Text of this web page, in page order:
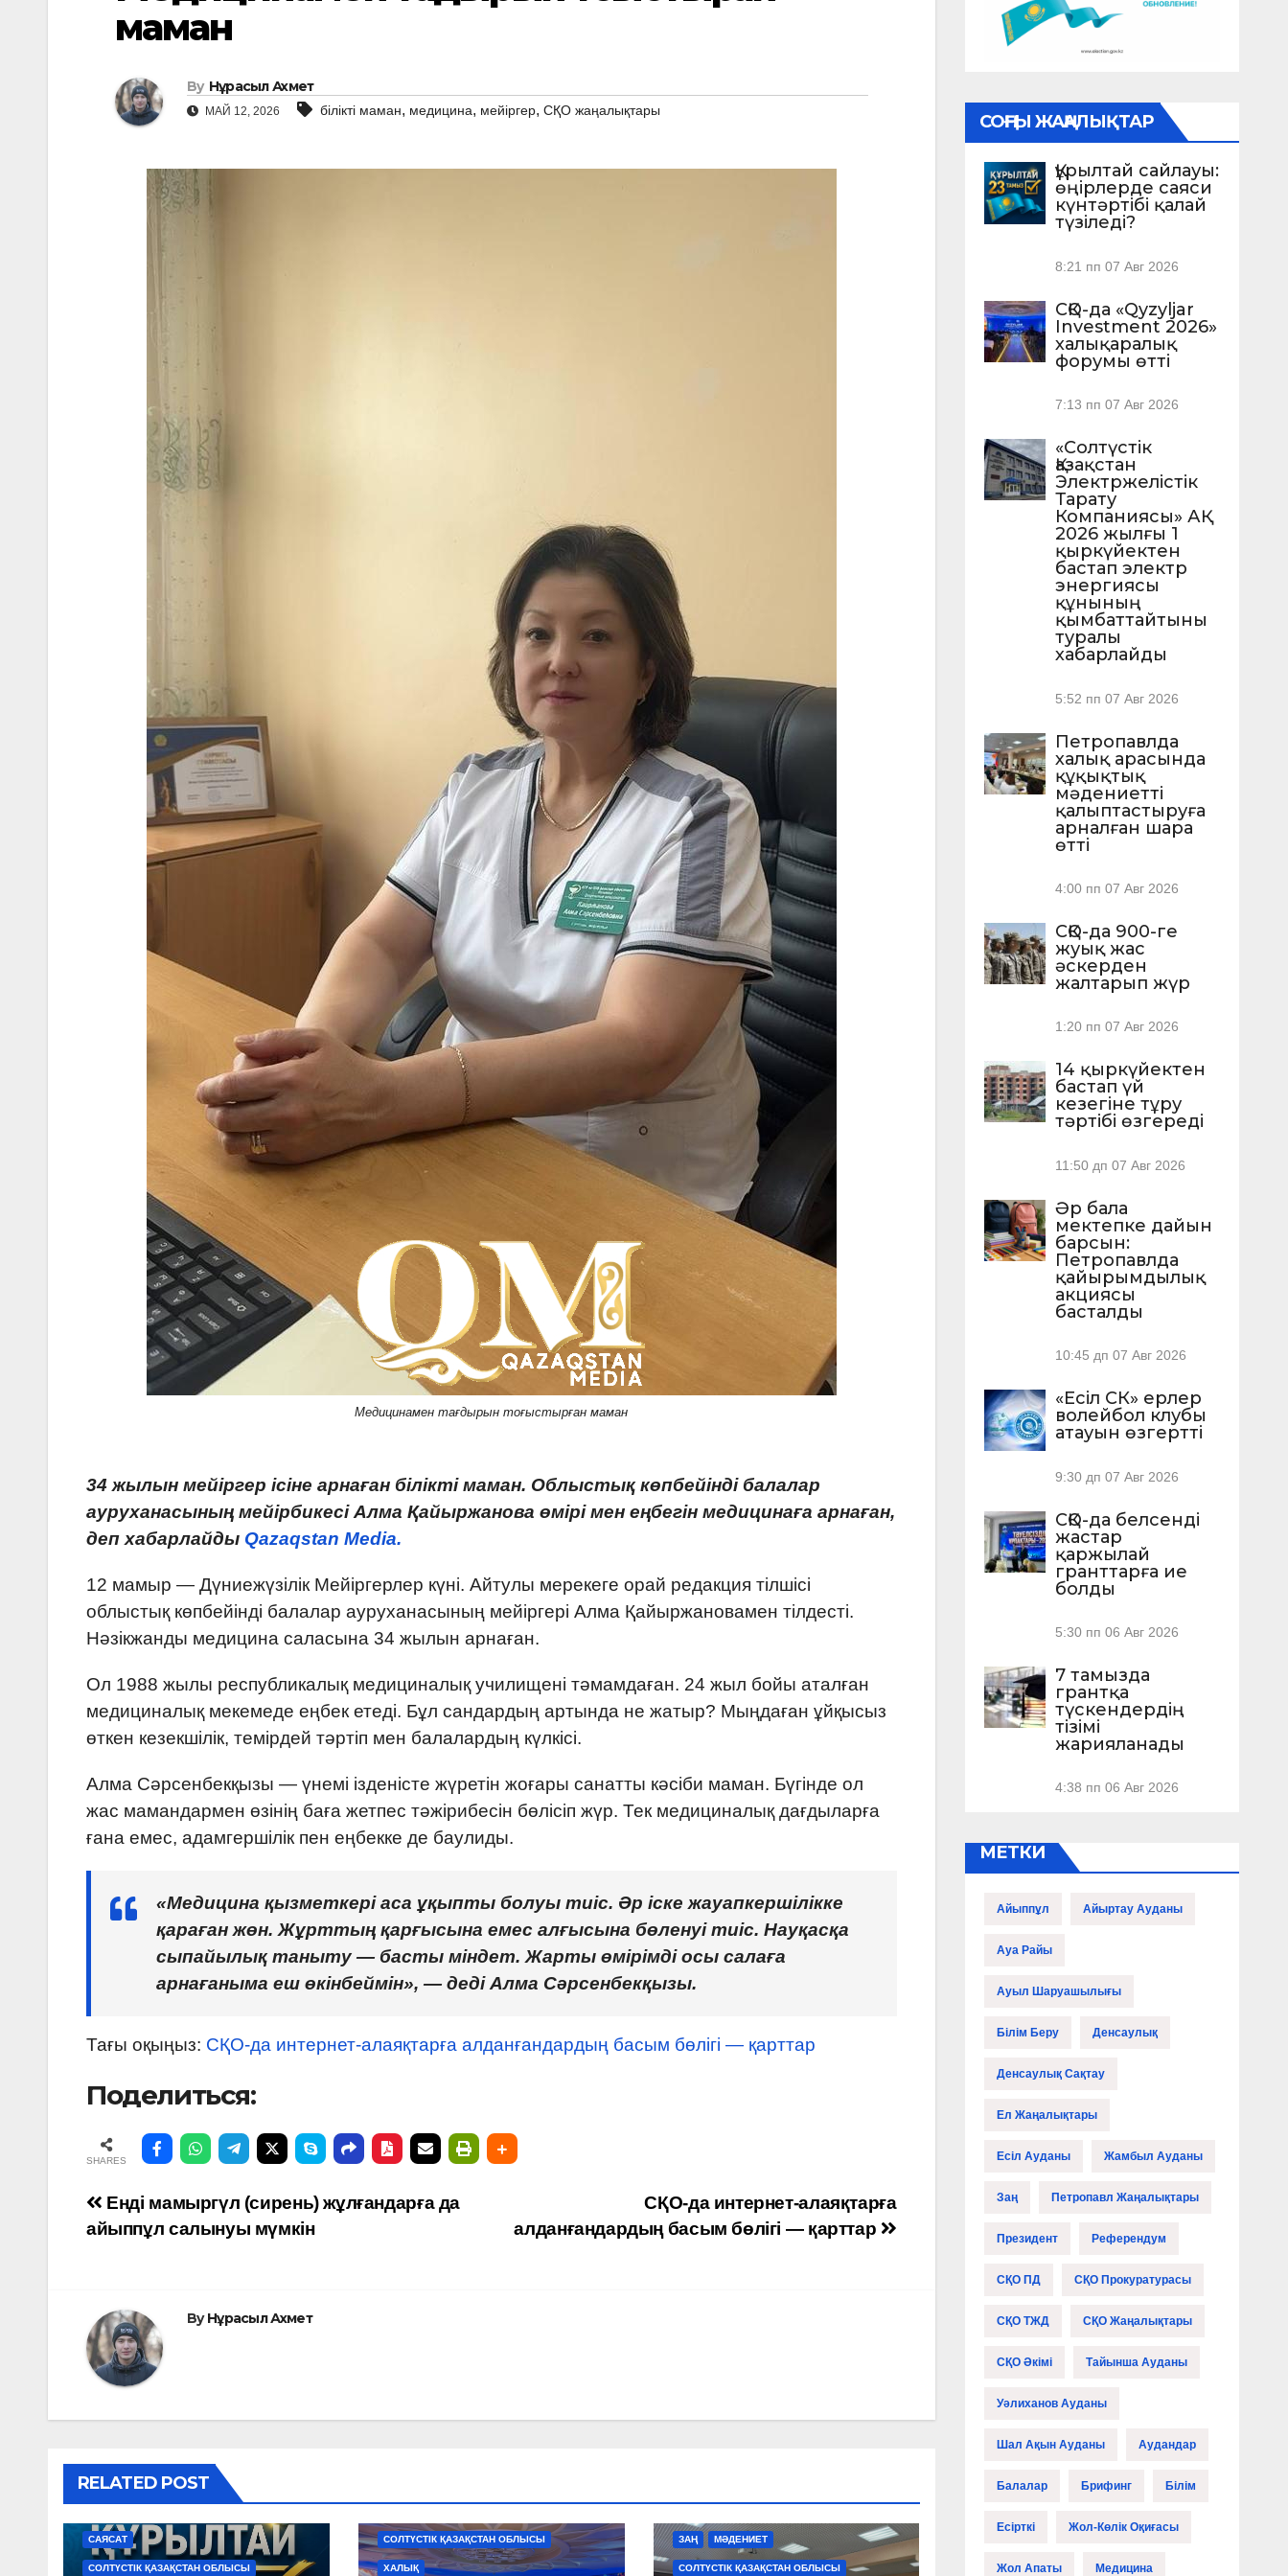
маман
By Нұрасыл Ахмет
МАЙ 12, 2026 білікті маман, медицина, мейіргер, СҚО жаңалықтары
Медицинамен тағдырын тоғыстырған маман
34 жылын мейіргер ісіне арнаған білікті маман. Облыстық көпбейінді балалар
ауруханасының мейірбикесі Алма Қайыржанова өмірі мен еңбегін медицинаға арнаған,
деп хабарлайды Qazaqstan Media.
12 мамыр — Дүниежүзілік Мейіргерлер күні. Айтулы мерекеге орай редакция тілшісі
облыстық көпбейінді балалар ауруханасының мейіргері Алма Қайыржановамен тілдесті.
Нәзікжанды медицина саласына 34 жылын арнаған.
Ол 1988 жылы республикалық медициналық училищені тәмамдаған. 24 жыл бойы аталған
медициналық мекемеде еңбек етеді. Бұл сандардың артында не жатыр? Мыңдаған ұйқысыз
өткен кезекшілік, темірдей тәртіп мен балалардың күлкісі.
Алма Сәрсенбекқызы — үнемі ізденісте жүретін жоғары санатты кәсіби маман. Бүгінде ол
жас мамандармен өзінің баға жетпес тәжірибесін бөлісіп жүр. Тек медициналық дағдыларға
ғана емес, адамгершілік пен еңбекке де баулиды.
«Медицина қызметкері аса ұқыпты болуы тиіс. Әр іске жауапкершілікке
қараған жөн. Жұрттың қарғысына емес алғысына бөленуі тиіс. Науқасқа
сыпайылық таныту — басты міндет. Жарты өмірімді осы салаға
арнағаныма еш өкінбеймін», — деді Алма Сәрсенбекқызы.
Тағы оқыңыз: СҚО-да интернет-алаяқтарға алданғандардың басым бөлігі — қарттар
Поделиться:
SHARES
Навигация
СҚО-да интернет-алаяқтарға
алданғандардың басым бөлігі — қарттар
Енді мамыргүл (сирень) жұлғандарға да
айыппұл салынуы мүмкін
ByНұрасыл Ахмет
RELATED POST
САЯСАТ
СОЛТҮСТІК ҚАЗАҚСТАН ОБЛЫСЫ
СОЛТҮСТІК ҚАЗАҚСТАН ОБЛЫСЫ
ХАЛЫҚ
ЗАҢ МӘДЕНИЕТ
СОЛТҮСТІК ҚАЗАҚСТАН ОБЛЫСЫ
СОҢҒЫ ЖАҢАЛЫҚТАР
Құрылтай сайлауы:
өңірлерде саяси
күнтәртібі қалай
түзіледі?
8:21 пп 07 Авг 2026
СҚО-да «Qyzyljar
Investment 2026»
халықаралық
форумы өтті
7:13 пп 07 Авг 2026
«Солтүстік
Қазақстан
Электржелістік
Тарату
Компаниясы» АҚ
2026 жылғы 1
қыркүйектен
бастап электр
энергиясы
құнының
қымбаттайтыны
туралы
хабарлайды
5:52 пп 07 Авг 2026
Петропавлда
халық арасында
құқықтық
мәдениетті
қалыптастыруға
арналған шара
өтті
4:00 пп 07 Авг 2026
СҚО-да 900-ге
жуық жас
әскерден
жалтарып жүр
1:20 пп 07 Авг 2026
14 қыркүйектен
бастап үй
кезегіне тұру
тәртібі өзгереді
11:50 дп 07 Авг 2026
Әр бала
мектепке дайын
барсын:
Петропавлда
қайырымдылық
акциясы
басталды
10:45 дп 07 Авг 2026
«Есіл СК» ерлер
волейбол клубы
атауын өзгертті
9:30 дп 07 Авг 2026
СҚО-да белсенді
жастар
қаржылай
гранттарға ие
болды
5:30 пп 06 Авг 2026
7 тамызда
грантқа
түскендердің
тізімі
жарияланады
4:38 пп 06 Авг 2026
МЕТКИ
Айыппұл Айыртау Ауданы
Ауа Райы
Ауыл Шаруашылығы
Білім Беру Денсаулық
Денсаулық Сақтау
Ел Жаңалықтары
Есіл Ауданы Жамбыл Ауданы
Заң Петропавл Жаңалықтары
Президент Референдум
СҚО ПД СҚО Прокуратурасы
СҚО ТЖД СҚО Жаңалықтары
СҚО Әкімі Тайынша Ауданы
Уәлиханов Ауданы
Шал Ақын Ауданы Аудандар
Балалар Брифинг Білім
Есірткі Жол-Көлік Оқиғасы
Жол Апаты Медицина